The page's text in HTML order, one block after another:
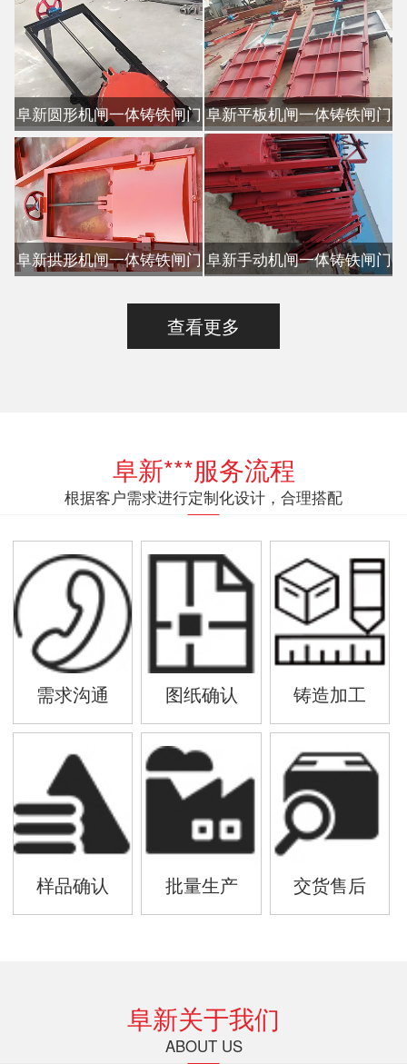
阜新圆形机闸一体铸铁闸门 阜新平板机闸一体铸铁闸门
阜新拱形机闸一体铸铁闸门 阜新手动机闸一体铸铁闸门
查看更多
阜新***服务流程
根据客户需求进行定制化设计，合理搭配
需求沟通 图纸确认 铸造加工
样品确认 批量生产 交货售后
阜新关于我们
ABOUT US